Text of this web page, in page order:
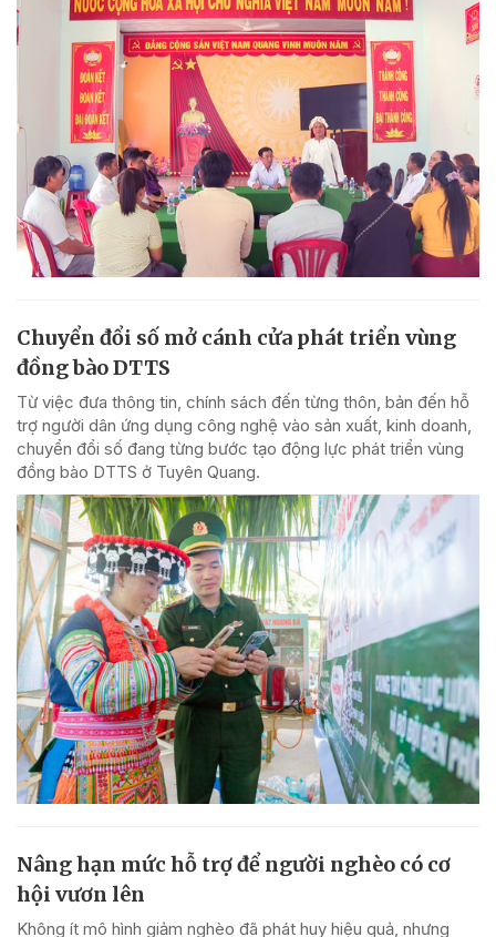
Chuyển đổi số mở cánh cửa phát triển vùng
đồng bào DTTS
Từ việc đưa thông tin, chính sách đến từng thôn, bản đến hỗ
trợ người dân ứng dụng công nghệ vào sản xuất, kinh doanh,
chuyển đổi số đang từng bước tạo động lực phát triển vùng
đồng bào DTTS ở Tuyên Quang.
Nâng hạn mức hỗ trợ để người nghèo có cơ
hội vươn lên
Không ít mô hình giảm nghèo đã phát huy hiệu quả, nhưng